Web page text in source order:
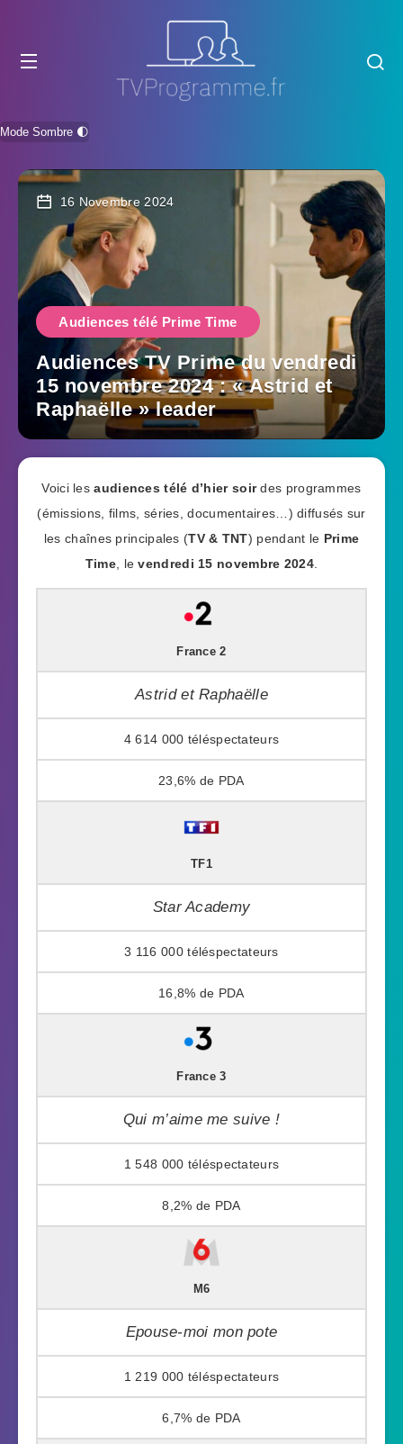
Mode Sombre 🌓
16 Novembre 2024
Audiences télé Prime Time
Audiences TV Prime du vendredi
15 novembre 2024 : « Astrid et
Raphaëlle » leader
Voici lesaudiences télé d’hier soirdes programmes
(émissions, films, séries, documentaires…) diffusés sur
les chaînes principales (TV & TNT) pendant le Prime
Time, levendredi 15 novembre 2024.
France 2
Astrid et Raphaëlle
4 614 000
23,6%
TF1
Star Academy
3 116 000
16,8%
France 3
Qui m’aime me suive !
1 548 000
8,2%
M6
Epouse-moi mon pote
1 219 000
6,7%